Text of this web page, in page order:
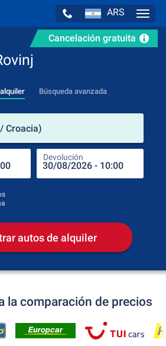
ARS
Cancelación gratuita
Búsqueda avanzada
Croacia)
Devolución
autos de alquiler
la comparación de precios